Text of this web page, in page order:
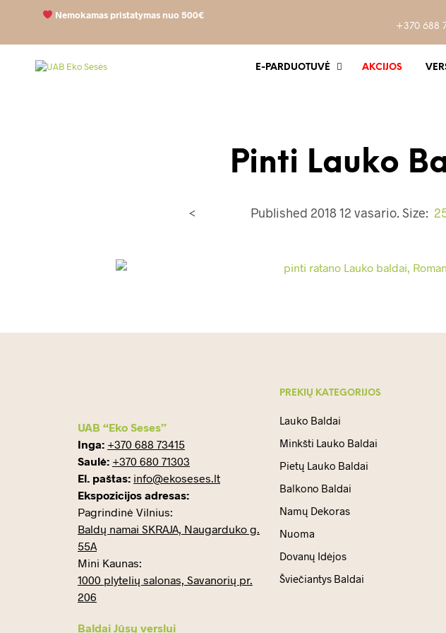
Nemokamas pristatymas nuo 500€
+370 688
E-PARDUOTUVĖ AKCIJOS
Pinti Lauko
Published 2018 12 vasario. Size:
<
UAB “Eko Seses”
Inga: +370 688 73415
Saulė: +370 680 71303
El. paštas: info@ekoseses.lt
Ekspozicijos adresas:
Pagrindinė Vilnius:
Baldų namai SKRAJA, Naugarduko g.
55A
Mini Kaunas:
1000 plytelių salonas, Savanorių pr.
206
Baldai Jūsų verslui
PREKIŲ KATEGORIJOS
Lauko Baldai
Minkšti Lauko Baldai
Pietų Lauko Baldai
Balkono Baldai
Namų Dekoras
Nuoma
Dovanų Idėjos
Šviečiantys Baldai